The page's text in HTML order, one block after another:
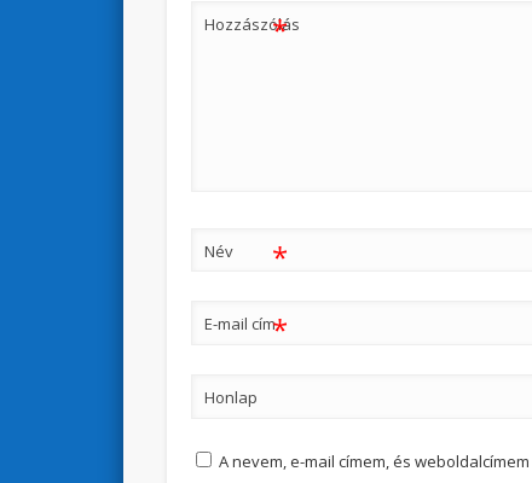
Hozzászólás
*
Név *
E-mail cím*
Honlap
A nevem, e-mail címem, és